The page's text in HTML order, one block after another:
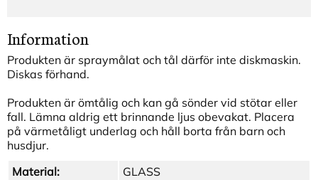
Information
Produkten är spraymålat och tål därför inte diskmaskin.
Diskas förhand.
Produkten är ömtålig och kan gå sönder vid stötar eller
fall. Lämna aldrig ett brinnande ljus obevakat. Placera
på värmetåligt underlag och håll borta från barn och
husdjur.
Material:
GLASS